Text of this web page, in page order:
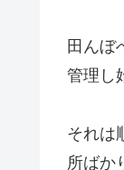
田んぼ
管理し
それは
所ばか